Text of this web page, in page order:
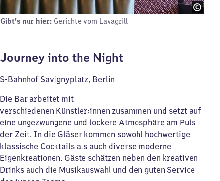
Gibt’s nur hier: Gerichte vom Lavagrill
Journey into the Night
S-Bahnhof Savignyplatz, Berlin
Die Bar arbeitet mit
verschiedenen Künstler:innen zusammen und setzt auf
eine ungezwungene und lockere Atmosphäre am Puls
der Zeit. In die Gläser kommen sowohl hochwertige
klassische Cocktails als auch diverse moderne
Eigenkreationen. Gäste schätzen neben den kreativen
Drinks auch die Musikauswahl und den guten Service